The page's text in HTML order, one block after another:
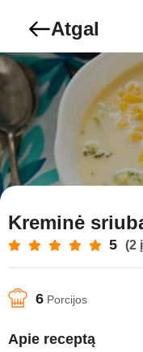
Atgal
Kreminė
5 (2
6 Porcijos
Apie receptą